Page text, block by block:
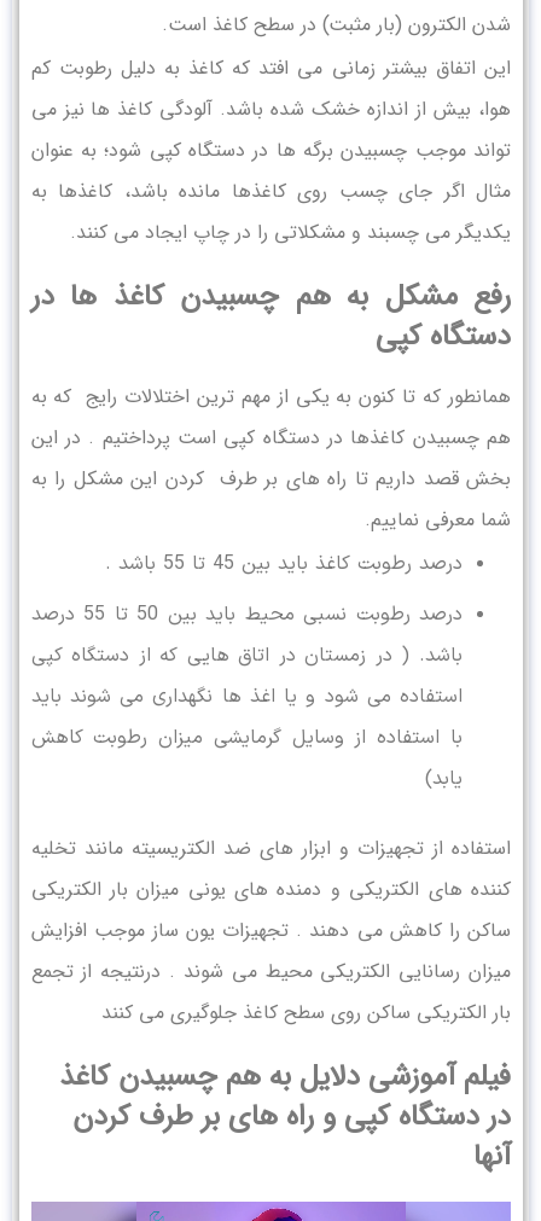
شدن الكترون (بار مثبت) در سطح كاغذ است.
این اتفاق بیشتر زمانی می افتد که کاغذ به دلیل رطوبت کم
هوا، بیش از اندازه خشک شده باشد. آلودگی کاغذ ها نیز می
تواند موجب چسبیدن برگه ها در دستگاه کپی شود؛ به عنوان
مثال اگر جای چسب روی کاغذها مانده باشد، کاغذها به
یکدیگر می چسبند و مشکلاتی را در چاپ ایجاد می کنند.
رفع مشکل به هم چسبیدن کاغذ ها در
دستگاه کپی
همانطور که تا کنون به یکی از مهم ترین اختلالات رایج که به
هم چسبیدن کاغذها در دستگاه کپی است پرداختیم . در این
بخش قصد داریم تا راه های بر طرف کردن این مشکل را به
شما معرفی نماییم.
درصد رطوبت کاغذ باید بین 45 تا 55 باشد .
درصد رطوبت نسبی محیط باید بین 50 تا 55 درصد
باشد. ( در زمستان در اتاق هایی که از دستگاه کپی
استفاده می شود و یا اغذ ها نگهداری می شوند باید
با استفاده از وسایل گرمایشی میزان رطوبت کاهش
یابد)
استفاده از تجهیزات و ابزار های ضد الکتریسیته مانند تخلیه
کننده های الکتریکی و دمنده های یونی میزان بار الکتریکی
ساکن را کاهش می دهند . تجهیزات یون ساز موجب افزایش
میزان رسانایی الکتریکی محیط می شوند . درنتیجه از تجمع
بار الکتریکی ساکن روی سطح کاغذ جلوگیری می کنند
فیلم آموزشی دلایل به هم چسبیدن کاغذ
در دستگاه کپی و راه های بر طرف کردن
آنها